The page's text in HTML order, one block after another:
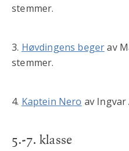
stemmer.
3. Høvdingens begerav
stemmer.
4. Kaptein Nero av Ingvar
5.-7. klasse